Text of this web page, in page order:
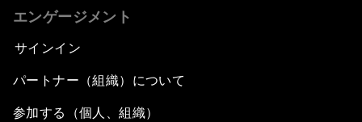
エンゲージメント
サインイン
パートナー（組織）について
参加する（個人、組織）